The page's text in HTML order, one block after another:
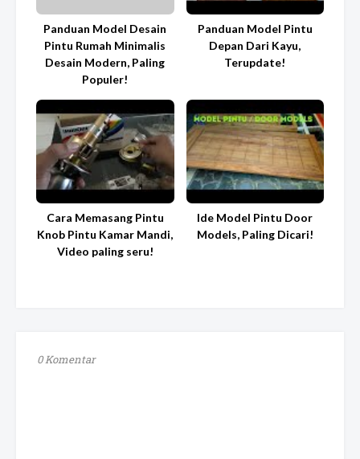
Panduan Model Desain
Pintu Rumah Minimalis
Desain Modern, Paling
Populer!
Panduan Model Pintu
Depan Dari Kayu,
Terupdate!
Cara Memasang Pintu
Knob Pintu Kamar Mandi,
Video paling seru!
Ide Model Pintu Door
Models, Paling Dicari!
0 Komentar